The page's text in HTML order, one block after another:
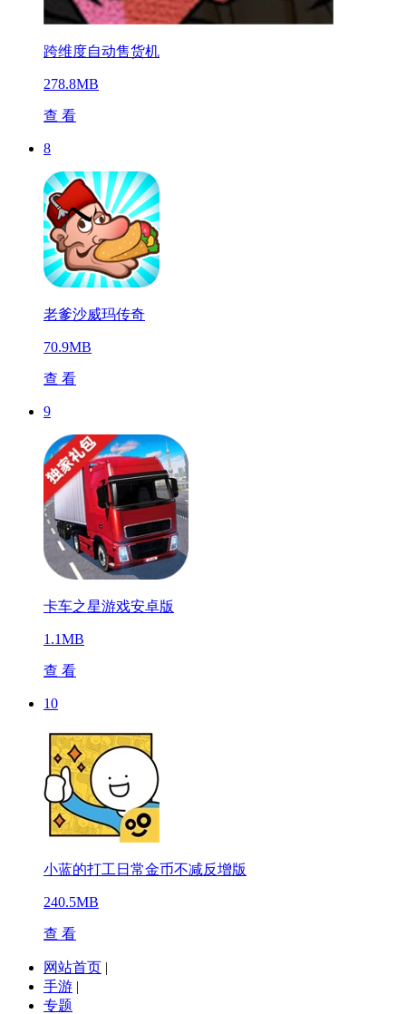
跨维度自动售货机
278.8MB
查 看
8
老爹沙威玛传奇
70.9MB
查 看
9
卡车之星游戏安卓版
1.1MB
查 看
10
小蓝的打工日常金币不减反增版
240.5MB
查 看
网站首页 |
手游 |
专题